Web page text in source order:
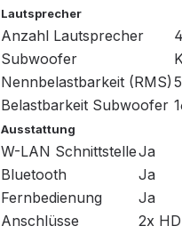
Lautsprecher
Anzahl Lautsprecher
4
Subwoofer
Nennbelastbarkeit (RMS)
Belastbarkeit Subwoofer
Ausstattung
W-LAN SchnittstelleJa
Bluetooth
Ja
Fernbedienung
Ja
Anschlüsse
2x